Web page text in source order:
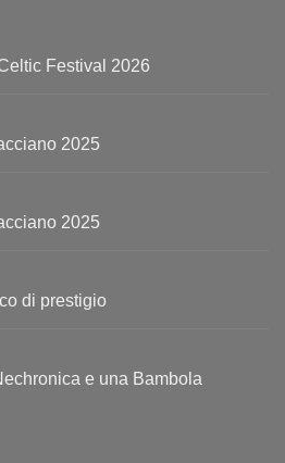
Festival 2026
2025
2025
di prestigio
e una Bambola